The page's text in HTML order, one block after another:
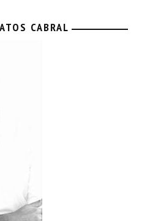
CABRAL